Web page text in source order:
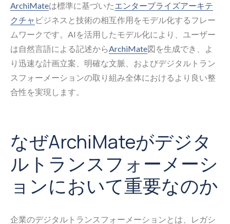
ArchiMateは標準に基づいたエンタープライズアーキテ
クチャ ビジネスと技術の相互作用をモデル化するフレー
ムワークです。AIを活用したモデル化により、ユーザー
は自然言語による記述からArchiMate図を生成でき、よ
り迅速な計画立案、明確な文脈、およびデジタルトラン
スフォーメーションの取り組み全体におけるより良い整
合性を実現します。
なぜArchiMateがデジタ
ルトランスフォーメーシ
ョンにおいて重要なのか
企業のデジタルトランスフォーメーションとは、レガシ